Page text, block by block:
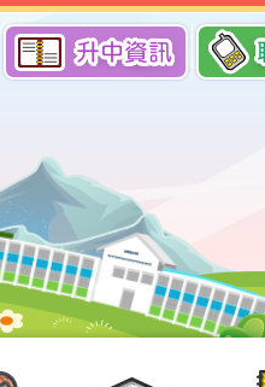
升中資訊